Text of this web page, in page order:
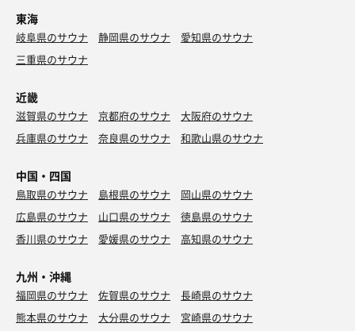
東海
岐阜県のサウナ 静岡県のサウナ
愛知県のサウナ
三重県のサウナ
近畿
滋賀県のサウナ 京都府のサウナ
大阪府のサウナ
兵庫県のサウナ
奈良県のサウナ 和歌山県のサウナ
中国・四国
鳥取県のサウナ 島根県のサウナ
岡山県のサウナ
広島県のサウナ
山口県のサウナ
徳島県のサウナ
香川県のサウナ
愛媛県のサウナ 高知県のサウナ
九州・沖縄
福岡県のサウナ 佐賀県のサウナ
長崎県のサウナ
熊本県のサウナ
大分県のサウナ
宮崎県のサウナ